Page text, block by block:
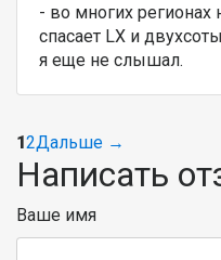
- во многих регионах
спасает LX и
я еще не слышал.
12Дальше →
Написать
Ваше имя